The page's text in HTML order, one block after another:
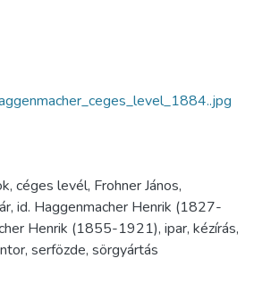
céges levél, Frohner János,
id. Haggenmacher Henrik (1827-
Henrik (1855-1921), ipar, kézírás,
serfözde, sörgyártás